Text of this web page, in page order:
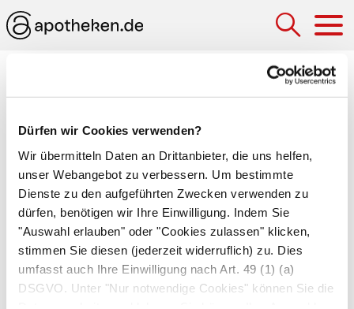
Dürfen wir Cookies verwenden?
Wir übermitteln Daten an Drittanbieter, die uns helfen,
unser Webangebot zu verbessern. Um bestimmte
Dienste zu den aufgeführten Zwecken verwenden zu
dürfen, benötigen wir Ihre Einwilligung. Indem Sie
"Auswahl erlauben" oder "Cookies zulassen" klicken,
stimmen Sie diesen (jederzeit widerruflich) zu. Dies
umfasst auch Ihre Einwilligung nach Art. 49 (1) (a)
DSGVO. Unter "Nur notwendige Cookies" können Sie die
Dermatom
Hautareal, das von einemSpinalnerven
innerviert wird.Sensibilitätsstörungenoder
Schmerzen in einem bestimmten Dermatom
lassen daher Rückschlüsse auf die Lage von
Rückenmarkverletzungenund
Bandscheibenvorfällenzu.
Spezielles Messer zum Abtrennen von